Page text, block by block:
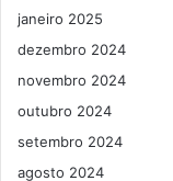
janeiro 2025
dezembro 2024
novembro 2024
outubro 2024
setembro 2024
agosto 2024